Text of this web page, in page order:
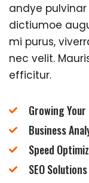
andye pulvinar
dictiumoe
mi purus,
nec velit.
efficitur.
Growing
Business
Speed
SEO Solutions